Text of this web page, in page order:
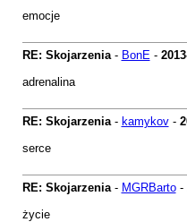
emocje
RE: Skojarzenia- BonE-
adrenalina
RE: Skojarzenia- kamykov-
serce
RE: Skojarzenia- MGRBarto-
życie